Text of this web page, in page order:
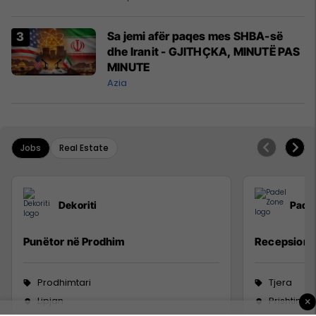
Sa jemi afër paqes mes SHBA-së
dhe Iranit - GJITHÇKA, MINUTË PAS
MINUTE
Azia
Jobs Real Estate
Dekoriti
Punëtor në Prodhim
Prodhimtari
Lipjan
Tjera
Prishtinë×